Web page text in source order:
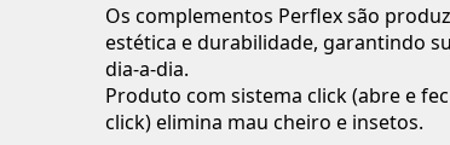
Os complementos Perflex são
estética e durabilidade, garantindo
dia-a-dia.
Produto com sistema click (abre e
click) elimina mau cheiro e insetos.